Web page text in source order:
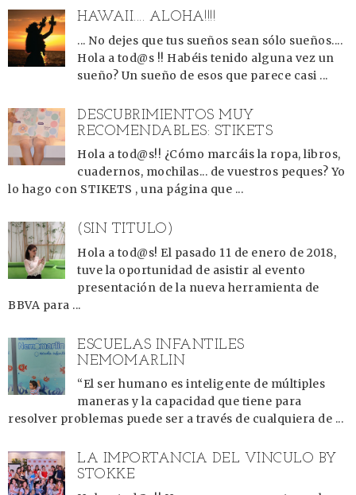
HAWAII.... ALOHA!!!!
... No dejes que tus sueños sean sólo sueños....
Hola a tod@s !! Habéis tenido alguna vez un
sueño? Un sueño de esos que parece casi ...
DESCUBRIMIENTOS MUY
RECOMENDABLES: STIKETS
Hola a tod@s!! ¿Cómo marcáis la ropa, libros,
cuadernos, mochilas... de vuestros peques? Yo
lo hago con STIKETS , una página que ...
(SIN TÍTULO)
Hola a tod@s! El pasado 11 de enero de 2018,
tuve la oportunidad de asistir al evento
presentación de la nueva herramienta de
BBVA para ...
ESCUELAS INFANTILES
NEMOMARLIN
“El ser humano es inteligente de múltiples
maneras y la capacidad que tiene para
resolver problemas puede ser a través de cualquiera de ...
LA IMPORTANCIA DEL VÍNCULO BY
STOKKE